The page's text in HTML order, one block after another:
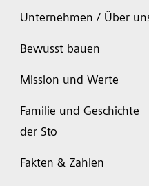
Unternehmen / Über
Bewusst bauen
Mission und Werte
Familie und Geschichte
der Sto
Fakten & Zahlen